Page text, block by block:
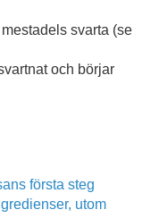
svarta (se
och börjar